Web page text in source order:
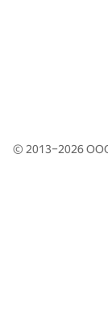
© 2013–2026